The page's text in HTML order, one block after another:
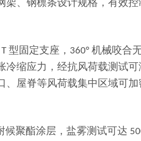
架、钢檩条设计规格，有效
T 型固定支座， 360° 机械咬合
缩应力，经抗风荷载测试可
、屋脊等风荷载集中区域可
候聚酯涂层，盐雾测试可达